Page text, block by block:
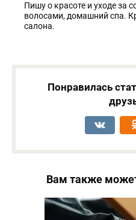
Пишу о красоте и уходе за
волосами, домашний спа.
салона.
Понравилась
Вам также